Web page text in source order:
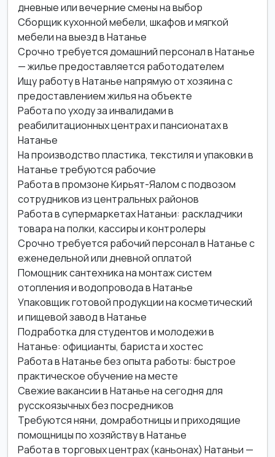
дневные или вечерние смены на выбор
Сборщик кухонной мебели, шкафов и мягкой
мебели на выезд в Натанье
Срочно требуется домашний персонал в Натанье
— жилье предоставляется работодателем
Ищу работу в Натанье напрямую от хозяина с
предоставлением жилья на объекте
Работа по уходу за инвалидами в
реабилитационных центрах и пансионатах в
Натанье
На производство пластика, текстиля и упаковки в
Натанье требуются рабочие
Работа в промзоне Кирьят-Яалом с подвозом
сотрудников из центральных районов
Работа в супермаркетах Натаньи: раскладчики
товара на полки, кассиры и контролеры
Срочно требуется рабочий персонал в Натанье с
еженедельной или дневной оплатой
Помощник сантехника на монтаж систем
отопления и водопровода в Натанье
Упаковщик готовой продукции на косметический
и пищевой завод в Натанье
Подработка для студентов и молодежи в
Натанье: официанты, бариста и хостес
Работа в Натанье без опыта работы: быстрое
практическое обучение на месте
Свежие вакансии в Натанье на сегодня для
русскоязычных без посредников
Требуются няни, домработницы и приходящие
помощницы по хозяйству в Натанье
Работа в торговых центрах (каньонах) Натаньи —